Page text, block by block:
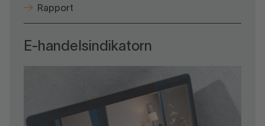
Rapport
E-handelsindikatorn